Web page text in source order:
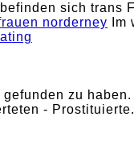
sich trans
norderney Im
zu haben.
- Prostituierte.